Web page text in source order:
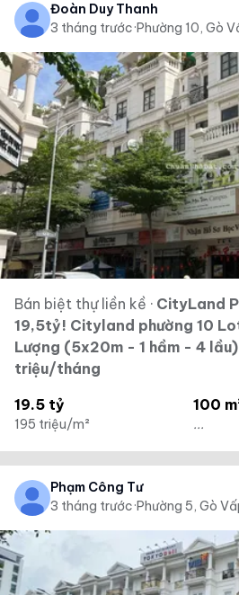
Đoàn Duy Thanh
3 tháng trước·Phường 10, Gò
Bán biệt thự liền kề · CityLand
19,5tỷ! Cityland phường 10
Lượng (5x20m - 1 hầm - 4
triệu/tháng
19.5 tỷ
195 triệu/m²
100
...
Phạm Công Tư
3 tháng trước·Phường 5, Gò